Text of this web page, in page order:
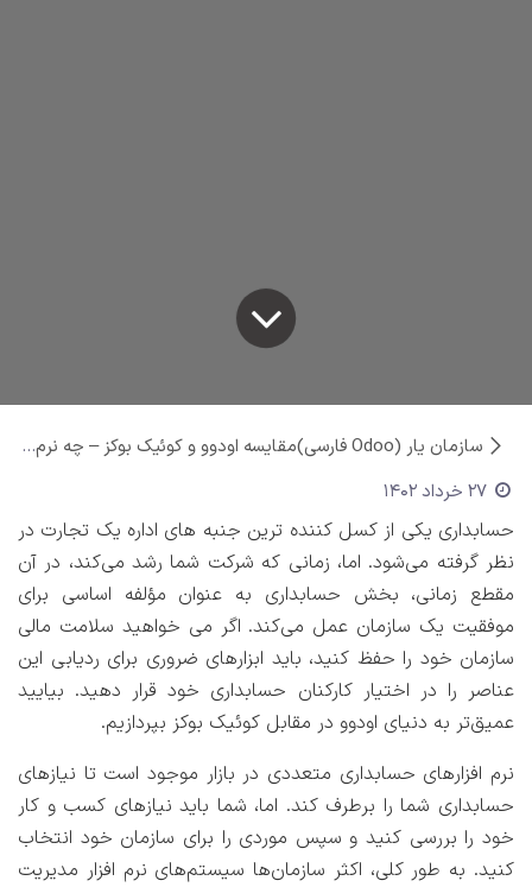
سازمان یار (Odoo فارسی)
مقایسه اودوو و کوئیک بوکز – چه نرم افزاری را برای سازمان خود انتخاب کنید (Odoo یا QuickBooks)
27 خرداد 1402
حسابداری یکی از کسل کننده ترین جنبه های اداره یک تجارت در
نظر گرفته می‌شود. اما، زمانی که شرکت شما رشد می‌کند، در آن
مقطع زمانی، بخش حسابداری به عنوان مؤلفه اساسی برای
موفقیت یک سازمان عمل می‌کند. اگر می خواهید سلامت مالی
سازمان خود را حفظ کنید، باید ابزارهای ضروری برای ردیابی این
عناصر را در اختیار کارکنان حسابداری خود قرار دهید. بیایید
عمیق‌تر به دنیای اودوو در مقابل کوئیک بوکز بپردازیم.
نرم افزارهای حسابداری متعددی در بازار موجود است تا نیازهای
حسابداری شما را برطرف کند. اما، شما باید نیازهای کسب و کار
خود را بررسی کنید و سپس موردی را برای سازمان خود انتخاب
کنید. به طور کلی، اکثر سازمان‌ها سیستم‌های نرم افزار مدیریت